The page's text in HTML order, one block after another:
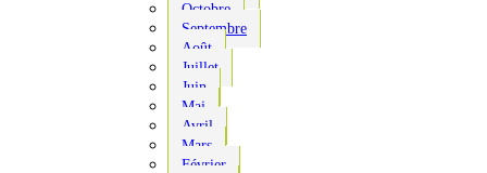
Octobre
Septembre
Août
Juillet
Juin
Mai
Avril
Mars
Février